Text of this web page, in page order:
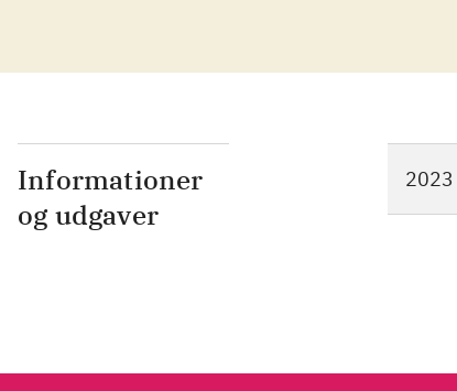
Informationer
og udgaver
2023